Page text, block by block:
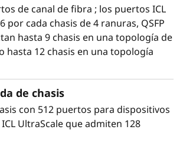
interruptores en un 75 % y
el 25 % de los puertos para
almacenamiento, el Brocade X7-8
Channel Director simplifica la
de almacenamiento.
la malla de almacenamiento sin
proceso disruptivo de partir y
reemplazar.
de canal de fibra ; los puertos ICL
por cada chasis de 4 ranuras, QSFP
hasta 9 chasis en una topología de
hasta 12 chasis en una topología
de chasis
con 512 puertos para dispositivos
UltraScale que admiten 128